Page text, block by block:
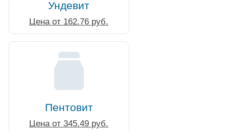
Ундевит
Цена от 162.76 руб.
Пентовит
Цена от 345.49 руб.